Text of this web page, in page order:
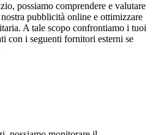
possiamo comprendere e valutare
pubblicità online e ottimizzare
A tale scopo confrontiamo i tuoi
con i seguenti fornitori esterni se